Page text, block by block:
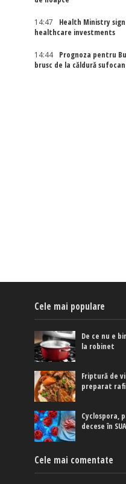
14:47
Health Ministry
healthcare investments
14:44
Prognoza pentru
brusc de la căldură
Cele mai populare
De ce nu e
la robinet
Friptură de
preparat
Cyclospora,
decese în
Cele mai comentate